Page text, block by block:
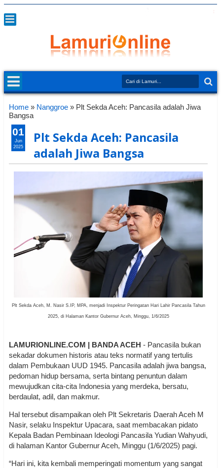
Home » Nanggroe » Plt Sekda Aceh: Pancasila adalah Jiwa
Bangsa
Plt Sekda Aceh: Pancasila
adalah Jiwa Bangsa
Plt Sekda Aceh, M. Nasir S.IP, MPA, menjadi Inspektur Peringatan Hari Lahir Pancasila Tahun
2025, di Halaman Kantor Gubernur Aceh, Minggu, 1/6/2025
LAMURIONLINE.COM | BANDA ACEH - Pancasila bukan
sekadar dokumen historis atau teks normatif yang tertulis
dalam Pembukaan UUD 1945. Pancasila adalah jiwa bangsa,
pedoman hidup bersama, serta bintang penuntun dalam
mewujudkan cita-cita Indonesia yang merdeka, bersatu,
berdaulat, adil, dan makmur.
Hal tersebut disampaikan oleh Plt Sekretaris Daerah Aceh M
Nasir, selaku Inspektur Upacara, saat membacakan pidato
Kepala Badan Pembinaan Ideologi Pancasila Yudian Wahyudi,
di halaman Kantor Gubernur Aceh, Minggu (1/6/2025) pagi.
“Hari ini, kita kembali memperingati momentum yang sangat
01
Jun
2025